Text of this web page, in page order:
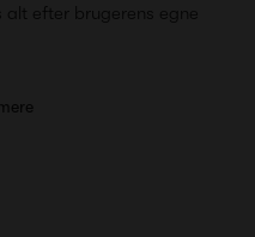
efter brugerens egne